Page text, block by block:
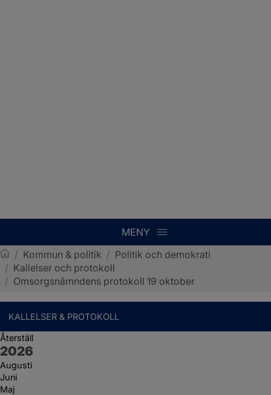
MENY
Sotenäs kommun
/ Kommun & politik / Politik och demokrati
/ Kallelser och protokoll
/ Omsorgsnämndens protokoll 19 oktober
KALLELSER & PROTOKOLL
Återställ
År:
2026
Augusti
Juni
Maj